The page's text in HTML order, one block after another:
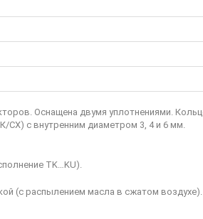
Оснащена двумя уплотнениями.
СХ) с внутренним диаметром 3, 4 и 6 мм.
TK…KU).
(с распылением масла в сжатом воздухе).